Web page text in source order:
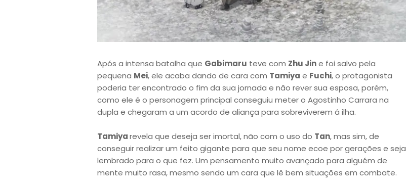
Após a intensa batalha que Gabimaru teve com Zhu Jine foi salvo pela
pequena Mei, ele acaba dando de cara com Tamiya e Fuchi, o protagonista
poderia ter encontrado o fim da sua jornada e não rever sua esposa, porém,
como ele é o personagem principal conseguiu meter o Agostinho Carrara na
dupla e chegaram a um acordo de aliança para sobreviverem á ilha.
Tamiyarevela que deseja ser imortal, não com o uso do Tan, mas sim, de
conseguir realizar um feito gigante para que seu nome ecoe por gerações e seja
lembrado para o que fez. Um pensamento muito avançado para alguém de
mente muito rasa, mesmo sendo um cara que lê bem situações em combate.